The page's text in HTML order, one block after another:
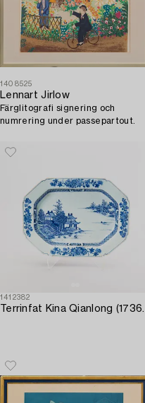
1408525
Lennart Jirlow
Färglitografi signering och
numrering under passepartout.
1412382
Terrinfat